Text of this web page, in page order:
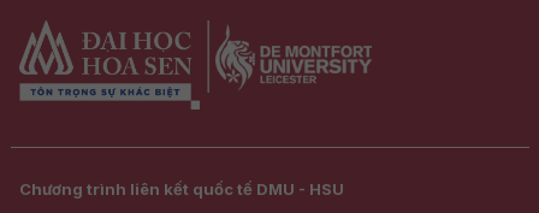
Chương trình liên kết quốc tế DMU - HSU